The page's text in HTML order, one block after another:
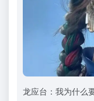
龙应台：我为什么